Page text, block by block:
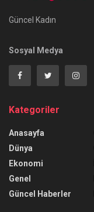
Güncel Kadın
Sosyal Medya
Kategoriler
Anasayfa
Dünya
Ekonomi
Genel
Güncel Haberler